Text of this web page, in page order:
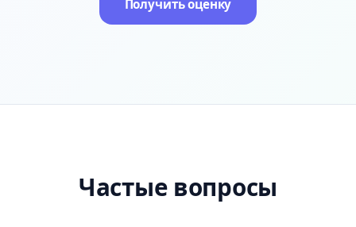
Получить оценку
Частые вопросы